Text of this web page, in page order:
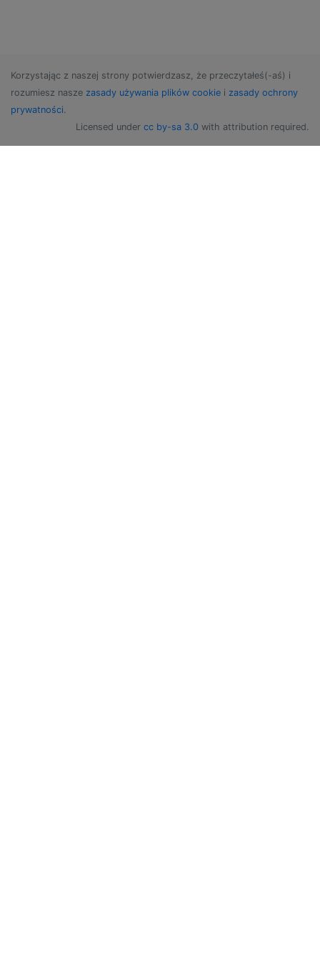
Korzystając z naszej strony potwierdzasz, że przeczytałeś(-aś) i
rozumiesz nasze zasady używania plików cookie i zasady ochrony
prywatności.
Licensed under cc by-sa 3.0 with attribution required.